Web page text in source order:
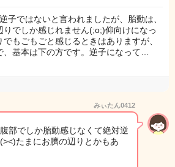
子ではないと言われましたが、胎動は、
りでしか感じれません(;o;)仰向けになっ
もごもごと感じるときはありますが、
、基本は下の方です。逆子になって…
みぃたん0412
部でしか胎動感じなくて絶対逆
たまにお臍の辺りとかもあ